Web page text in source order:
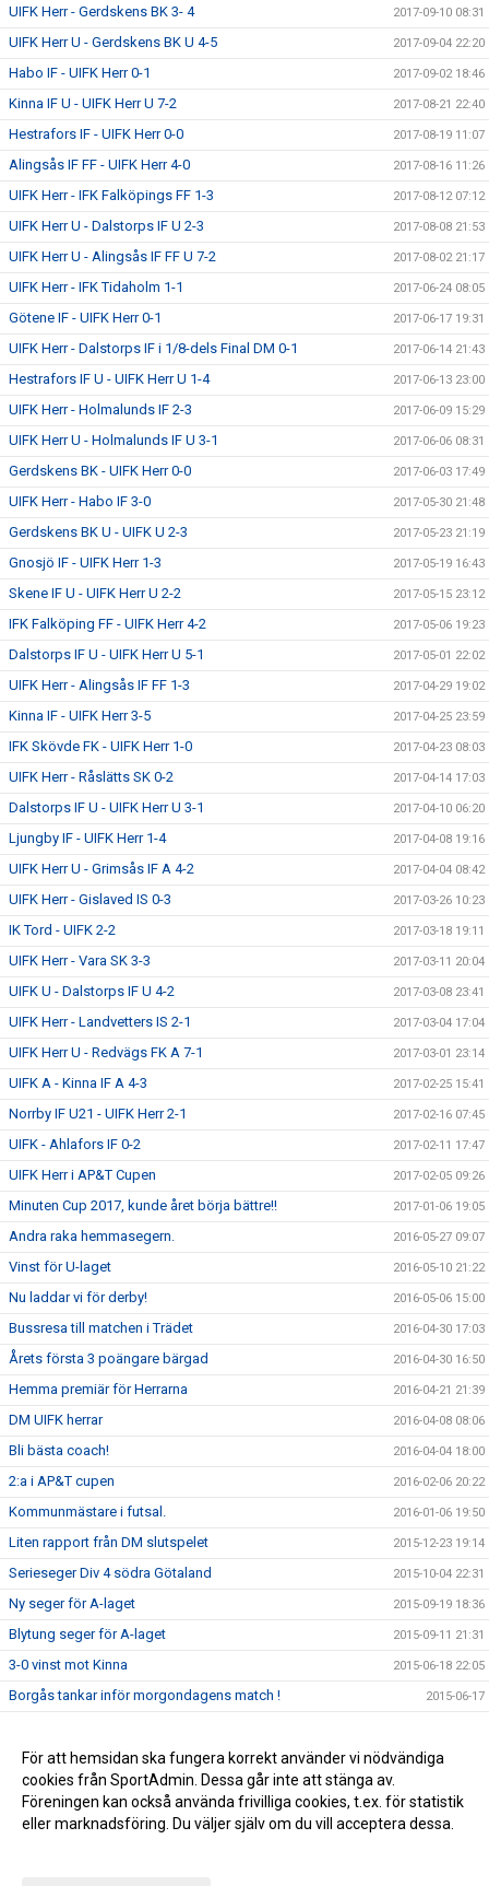
UIFK Herr - Gerdskens BK 3- 4 2017-09-10 08:31
UIFK Herr U - Gerdskens BK U 4-5 2017-09-04 22:20
Habo IF - UIFK Herr 0-1 2017-09-02 18:46
Kinna IF U - UIFK Herr U 7-2 2017-08-21 22:40
Hestrafors IF - UIFK Herr 0-0 2017-08-19 11:07
Alingsås IF FF - UIFK Herr 4-0 2017-08-16 11:26
UIFK Herr - IFK Falköpings FF 1-3 2017-08-12 07:12
UIFK Herr U - Dalstorps IF U 2-3 2017-08-08 21:53
UIFK Herr U - Alingsås IF FF U 7-2 2017-08-02 21:17
UIFK Herr - IFK Tidaholm 1-1 2017-06-24 08:05
Götene IF - UIFK Herr 0-1 2017-06-17 19:31
UIFK Herr - Dalstorps IF i 1/8-dels Final DM 0-1 2017-06-14 21:43
Hestrafors IF U - UIFK Herr U 1-4 2017-06-13 23:00
UIFK Herr - Holmalunds IF 2-3 2017-06-09 15:29
UIFK Herr U - Holmalunds IF U 3-1 2017-06-06 08:31
Gerdskens BK - UIFK Herr 0-0 2017-06-03 17:49
UIFK Herr - Habo IF 3-0 2017-05-30 21:48
Gerdskens BK U - UIFK U 2-3 2017-05-23 21:19
Gnosjö IF - UIFK Herr 1-3 2017-05-19 16:43
Skene IF U - UIFK Herr U 2-2 2017-05-15 23:12
IFK Falköping FF - UIFK Herr 4-2 2017-05-06 19:23
Dalstorps IF U - UIFK Herr U 5-1 2017-05-01 22:02
UIFK Herr - Alingsås IF FF 1-3 2017-04-29 19:02
Kinna IF - UIFK Herr 3-5 2017-04-25 23:59
IFK Skövde FK - UIFK Herr 1-0 2017-04-23 08:03
UIFK Herr - Råslätts SK 0-2 2017-04-14 17:03
Dalstorps IF U - UIFK Herr U 3-1 2017-04-10 06:20
Ljungby IF - UIFK Herr 1-4 2017-04-08 19:16
UIFK Herr U - Grimsås IF A 4-2 2017-04-04 08:42
UIFK Herr - Gislaved IS 0-3 2017-03-26 10:23
IK Tord - UIFK 2-2 2017-03-18 19:11
UIFK Herr - Vara SK 3-3 2017-03-11 20:04
UIFK U - Dalstorps IF U 4-2 2017-03-08 23:41
UIFK Herr - Landvetters IS 2-1 2017-03-04 17:04
UIFK Herr U - Redvägs FK A 7-1 2017-03-01 23:14
UIFK A - Kinna IF A 4-3 2017-02-25 15:41
Norrby IF U21 - UIFK Herr 2-1 2017-02-16 07:45
UIFK - Ahlafors IF 0-2 2017-02-11 17:47
UIFK Herr i AP&T Cupen 2017-02-05 09:26
Minuten Cup 2017, kunde året börja bättre!! 2017-01-06 19:05
Andra raka hemmasegern. 2016-05-27 09:07
Vinst för U-laget 2016-05-10 21:22
Nu laddar vi för derby! 2016-05-06 15:00
Bussresa till matchen i Trädet 2016-04-30 17:03
Årets första 3 poängare bärgad 2016-04-30 16:50
Hemma premiär för Herrarna 2016-04-21 21:39
DM UIFK herrar 2016-04-08 08:06
Bli bästa coach! 2016-04-04 18:00
2:a i AP&T cupen 2016-02-06 20:22
Kommunmästare i futsal. 2016-01-06 19:50
Liten rapport från DM slutspelet 2015-12-23 19:14
Serieseger Div 4 södra Götaland 2015-10-04 22:31
Ny seger för A-laget 2015-09-19 18:36
Blytung seger för A-laget 2015-09-11 21:31
3-0 vinst mot Kinna 2015-06-18 22:05
Borgås tankar inför morgondagens match ! 2015-06-17
Stabil 3-0 seger mot Skene 2015-05-20 22:07
Derbyvinst mot Gällstad! 2015-05-07 22:26
För att hemsidan ska fungera korrekt använder vi nödvändiga
cookies från SportAdmin. Dessa går inte att stänga av.
Föreningen kan också använda frivilliga cookies, t.ex. för statistik
eller marknadsföring. Du väljer själv om du vill acceptera dessa.